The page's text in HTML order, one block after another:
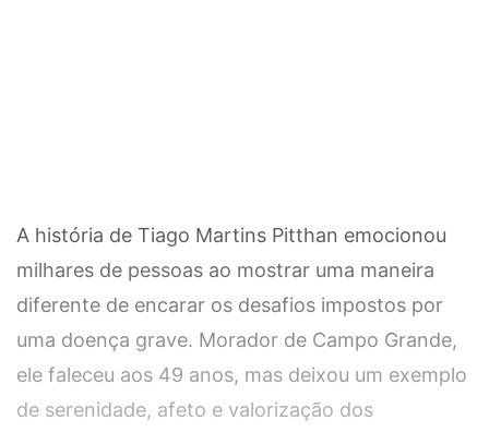
A história de Tiago Martins Pitthan emocionou
milhares de pessoas ao mostrar uma maneira
diferente de encarar os desafios impostos por
uma doença grave. Morador de Campo Grande,
ele faleceu aos 49 anos, mas deixou um exemplo
de serenidade, afeto e valorização dos